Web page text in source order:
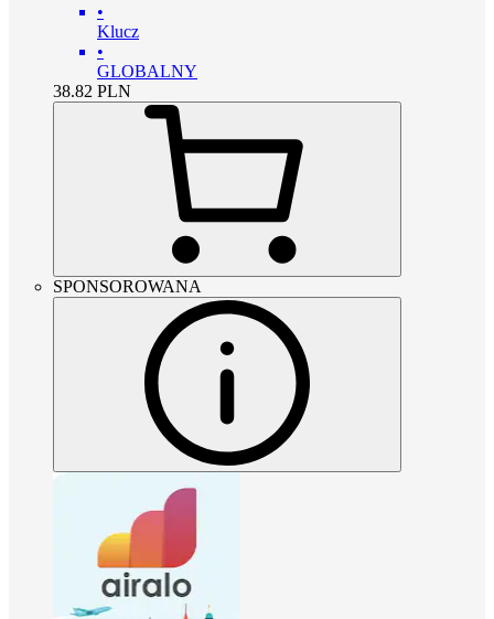
•
Klucz
•
GLOBALNY
38.82 PLN
SPONSOROWANA